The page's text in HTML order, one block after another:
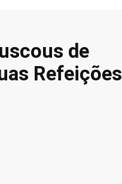
de
Refeições